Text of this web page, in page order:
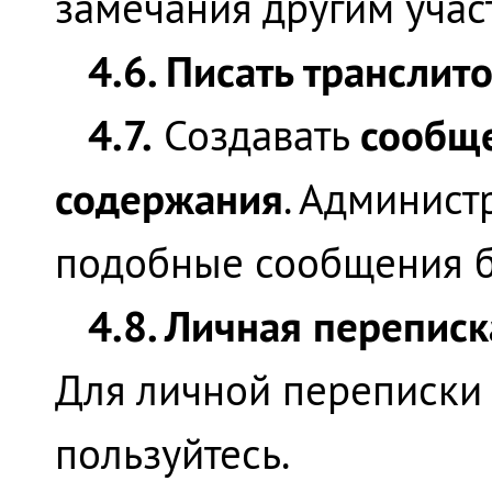
4.6. Писать
4.7. Создавать
содержания.
подобные сообщения
4.8. Личная
Для личной
пользуйтесь.